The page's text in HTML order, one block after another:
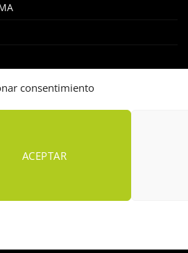
consentimiento
ACEPTAR